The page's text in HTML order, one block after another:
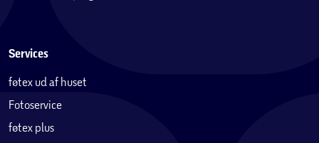
Services
føtex ud af huset
Fotoservice
føtex plus